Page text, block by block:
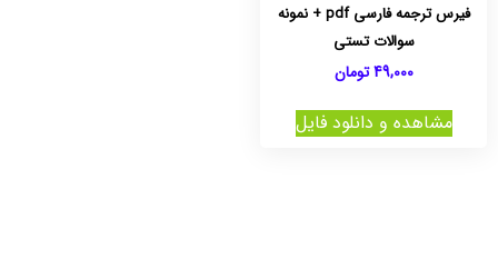
فیرس ترجمه فارسی pdf + نمونه
سوالات تستی
49,000 تومان
مشاهده و دانلود فایل